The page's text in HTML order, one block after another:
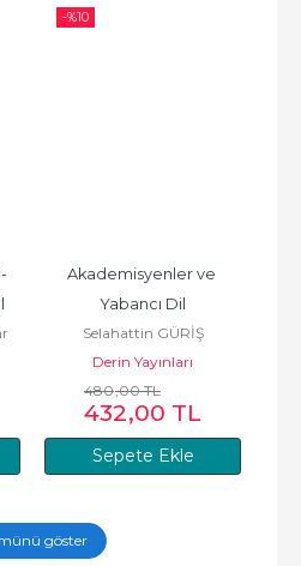
-%10
Sepete Ekle
Akademisyenler ve
Yabancı Dil
Selahattin GÜRİŞ
Derin Yayınları
480,00TL
432,00 TL
göster